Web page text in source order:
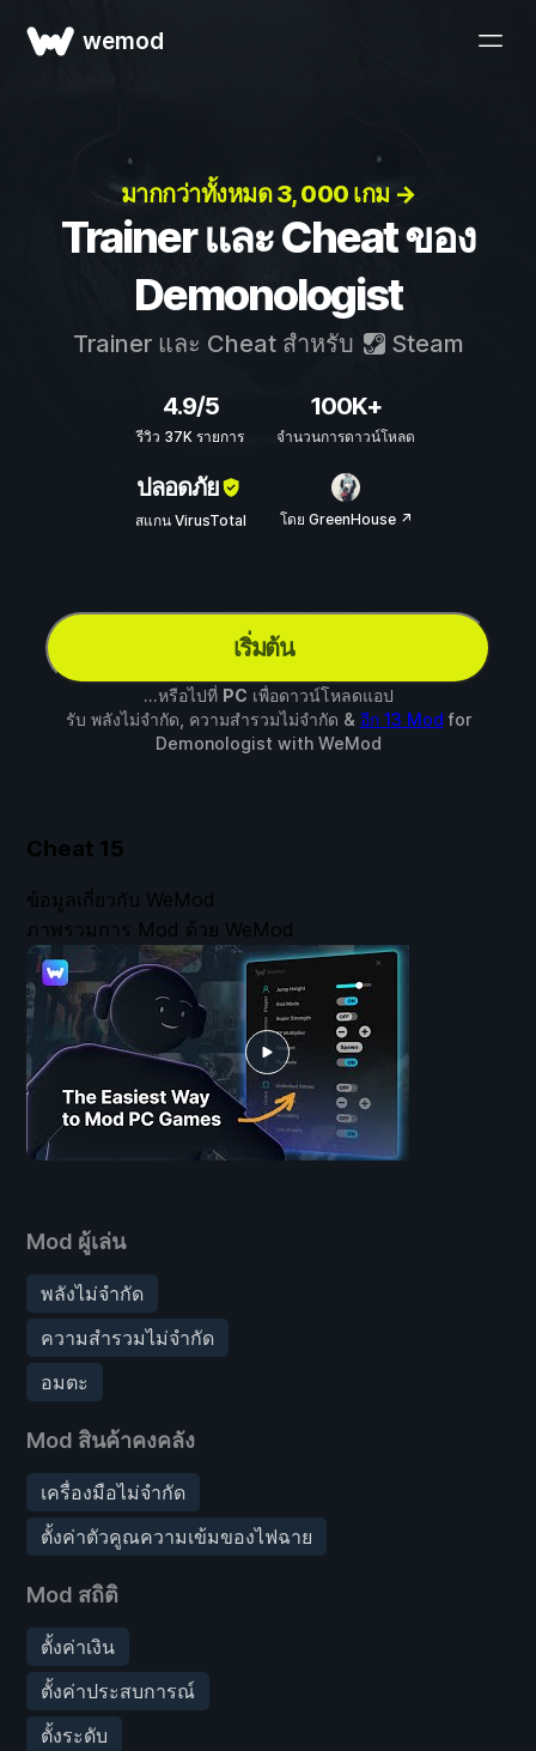
wemod
มากกว่าทั้งหมด 3, 000 เกม →
Trainer และ Cheat ของ
Demonologist
Trainer และ Cheat สำหรับ Steam
4.9/5
รีวิว 37K รายการ
100K+
จำนวนการดาวน์โหลด
ปลอดภัย
สแกน VirusTotal โดย GreenHouse ↗
เริ่มต้น
...หรือไปที่ PC เพื่อดาวน์โหลดแอป
รับ พลังไม่จำกัด, ความสำรวมไม่จำกัด & อีก 13 Mod for
Demonologist with WeMod
Cheat 15
Mod ผู้เล่น
พลังไม่จำกัด
ความสำรวมไม่จำกัด
อมตะ
Mod สินค้าคงคลัง
เครื่องมือไม่จำกัด
ตั้งค่าตัวคูณความเข้มของไฟฉาย
Mod สถิติ
ตั้งค่าเงิน
ตั้งค่าประสบการณ์
ตั้งระดับ
ข้อมูลเกี่ยวกับ WeMod
ภาพรวมการ Mod ด้วย WeMod